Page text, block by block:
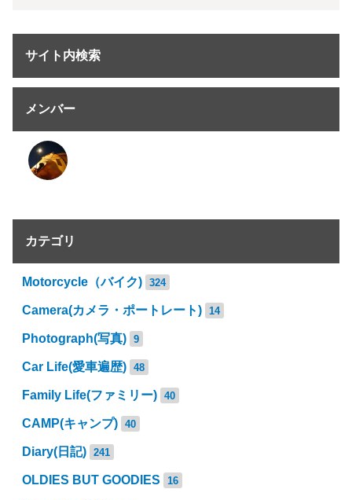
サイト内検索
メンバー
カテゴリ
Motorcycle（バイク) 324
Camera(カメラ・ポートレート) 14
Photograph(写真) 9
Car Life(愛車遍歴) 48
Family Life(ファミリー) 40
CAMP(キャンプ) 40
Diary(日記) 241
OLDIES BUT GOODIES 16